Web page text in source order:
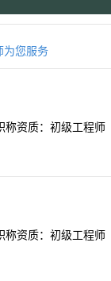
为您服务
称资质：初级工程师
称资质：初级工程师